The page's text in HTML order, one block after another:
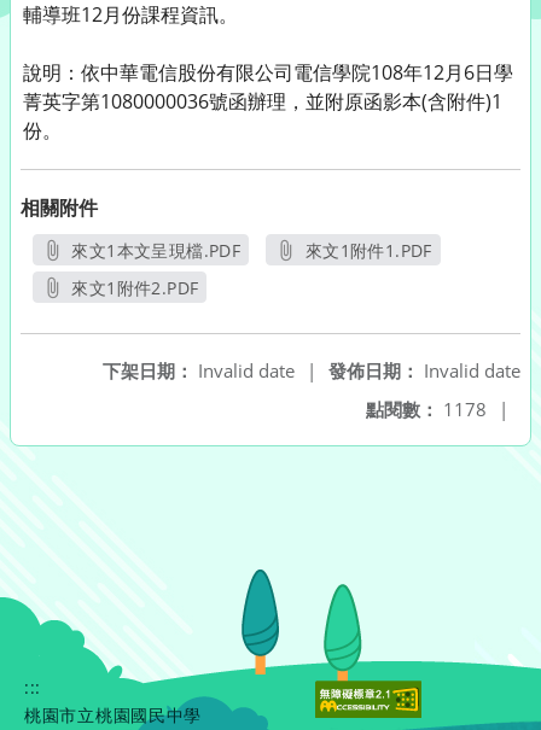
輔導班12月份課程資訊。
說明：依中華電信股份有限公司電信學院108年12月6日學
菁英字第1080000036號函辦理，並附原函影本(含附件)1
份。
相關附件
來文1本文呈現檔.PDF
另開新視窗
來文1附件1.PDF
來文1附件2.PDF
發佈日期： Invalid date
下架日期： Invalid date
|
點閱數： 1178 |
:::
桃園市立桃園國民中學